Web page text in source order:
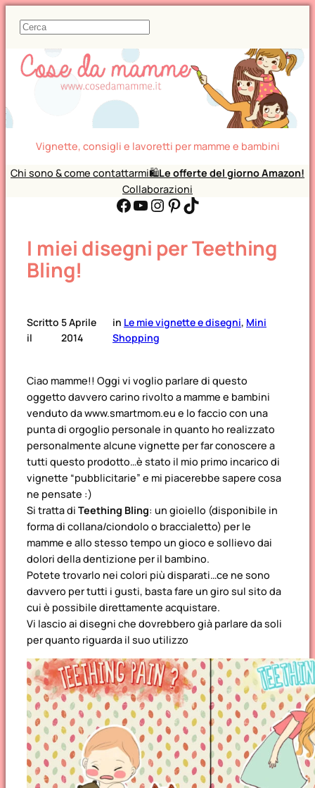
C
r
c
Vignette, consigli e lavoretti per mamme e bambini
Chi sono & come contattarmi🛍️Le offerte del giorno Amazon!
Collaborazioni
Facebook YouTube Instagram Pinterest TikTok
I miei disegni per Teething
Bling!
Scritto
il
5 Aprile
2014
in Le mie vignette e disegni, Mini
Shopping
Ciao mamme!! Oggi vi voglio parlare di questo
oggetto davvero carino rivolto a mamme e bambini
venduto da www.smartmom.eu e lo faccio con una
punta di orgoglio personale in quanto ho realizzato
personalmente alcune vignette per far conoscere a
tutti questo prodotto…è stato il mio primo incarico di
vignette “pubblicitarie” e mi piacerebbe sapere cosa
ne pensate :)
Si tratta di Teething Bling: un gioiello (disponibile in
forma di collana/ciondolo o braccialetto) per le
mamme e allo stesso tempo un gioco e sollievo dai
dolori della dentizione per il bambino.
Potete trovarlo nei colori più disparati…ce ne sono
davvero per tutti i gusti, basta fare un giro sul sito da
cui è possibile direttamente acquistare.
Vi lascio ai disegni che dovrebbero già parlare da soli
per quanto riguarda il suo utilizzo